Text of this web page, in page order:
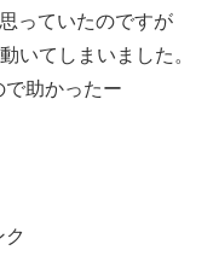
っていたのですが
いてしまいました。
助かったー